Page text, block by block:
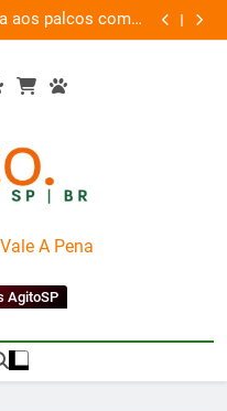
aos palcos com a
Nova Orquestra
Cobasi
A Pena
AgitoSP